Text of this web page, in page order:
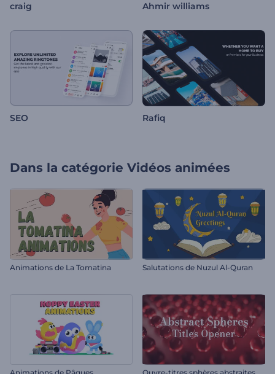
craig Ahmir williams
SEO Rafiq
Dans la catégorie Vidéos animées
Animations de La Tomatina Salutations de Nuzul Al-Quran